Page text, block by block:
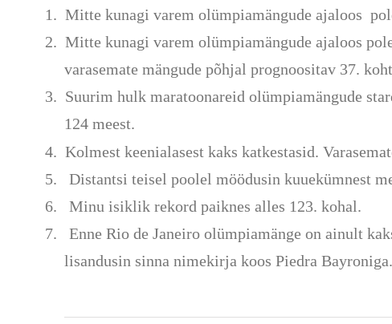
1. Mitte kunagi varem olümpiamängude ajaloos
2. Mitte kunagi varem olümpiamängude ajaloos
varasemate mängude põhjal prognoositav 37.
3. Suurim hulk maratoonareid olümpiamängude
124 meest.
4. Kolmest keenialasest kaks katkestasid.
5. Distantsi teisel poolel möödusin kuuekümnest
6. Minu isiklik rekord paiknes alles 123. kohal.
7. Enne Rio de Janeiro olümpiamänge on ainult
lisandusin sinna nimekirja koos Piedra Bayroniga.